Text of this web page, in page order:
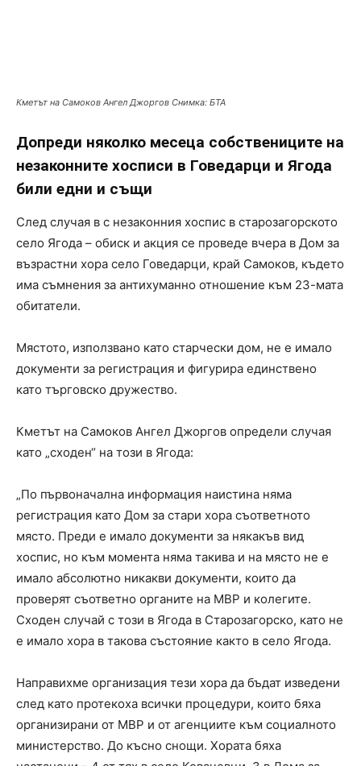
Кметът на Самоков Ангел Джоргов Снимка: БТА
Допреди няколко месеца собствениците на
незаконните хосписи в Говедарци и Ягода
били едни и същи
След случая в с незаконния хоспис в старозагорското
село Ягода – обиск и акция се проведе вчера в Дом за
възрастни хора село Говедарци, край Самоков, където
има съмнения за антихуманно отношение към 23-мата
обитатели.
Мястото, използвано като старчески дом, не е имало
документи за регистрация и фигурира единствено
като търговско дружество.
Кметът на Самоков Ангел Джоргов определи случая
като „сходен“ на този в Ягода:
„По първоначална информация наистина няма
регистрация като Дом за стари хора съответното
място. Преди е имало документи за някакъв вид
хоспис, но към момента няма такива и на място не е
имало абсолютно никакви документи, които да
проверят съответно органите на МВР и колегите.
Сходен случай с този в Ягода в Старозагорско, като не
е имало хора в такова състояние както в село Ягода.
Направихме организация тези хора да бъдат изведени
след като протекоха всички процедури, които бяха
организирани от МВР и от агенциите към социалното
министерство. До късно снощи. Хората бяха